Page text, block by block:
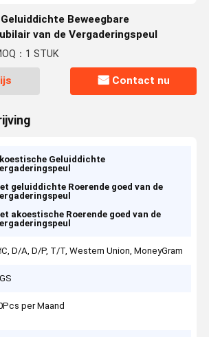
Beweegbare
van de Vergaderingspeul
：1 STUK
Contact nu
Geluiddichte
geluiddichte Roerende goed van de
akoestische Roerende goed van de
D/A, D/P, T/T, Western Union, MoneyGram
per Maand